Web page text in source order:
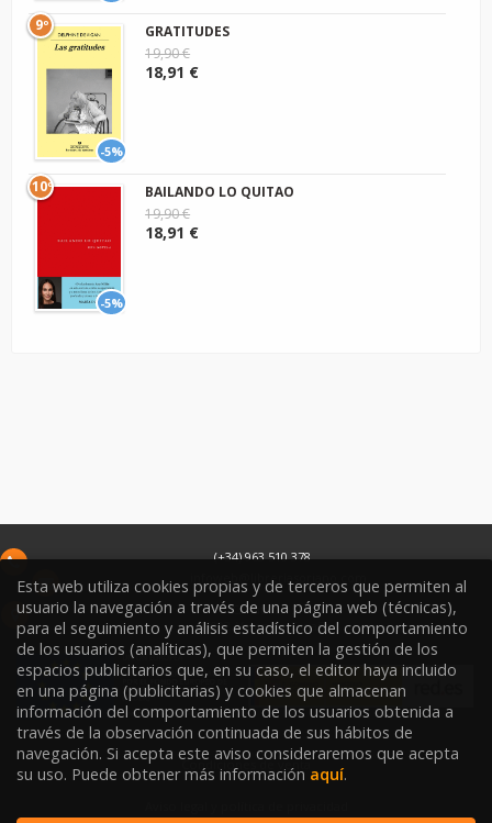
-5%
9º
GRATITUDES
19,90 €
18,91 €
-5%
10º
BAILANDO LO QUITAO
19,90 €
18,91 €
(+34) 963 510 378
infoweb@libreriasoriano.com
C/ Xàtiva 15
46002 Valencia España
Condiciones de venta
Esta web utiliza cookies propias y de terceros que permiten al
usuario la navegación a través de una página web (técnicas),
para el seguimiento y análisis estadístico del comportamiento
de los usuarios (analíticas), que permiten la gestión de los
espacios publicitarios que, en su caso, el editor haya incluido
en una página (publicitarias) y cookies que almacenan
información del comportamiento de los usuarios obtenida a
través de la observación continuada de sus hábitos de
navegación. Si acepta este aviso consideraremos que acepta
su uso. Puede obtener más información aquí.